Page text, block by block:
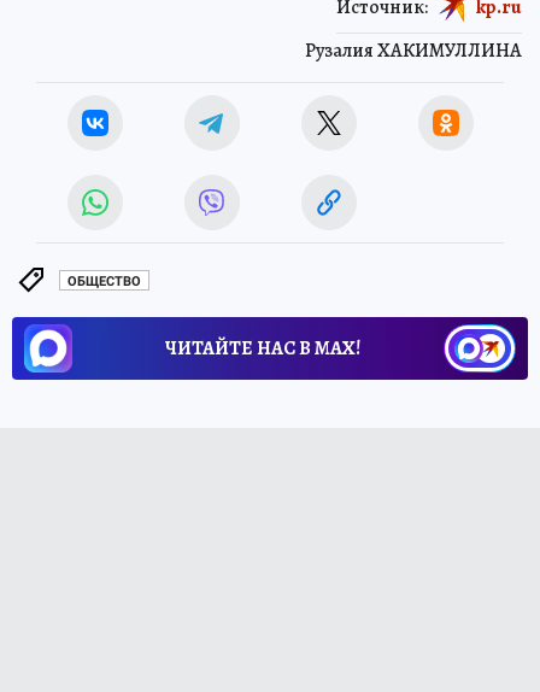
Рузалия ХАКИМУЛЛИНА
Источник: kp.ru
ОБЩЕСТВО
ЧИТАЙТЕ НАС В МАХ!